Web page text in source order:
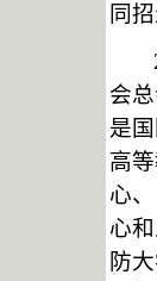
同
会
是
高
心
心
防